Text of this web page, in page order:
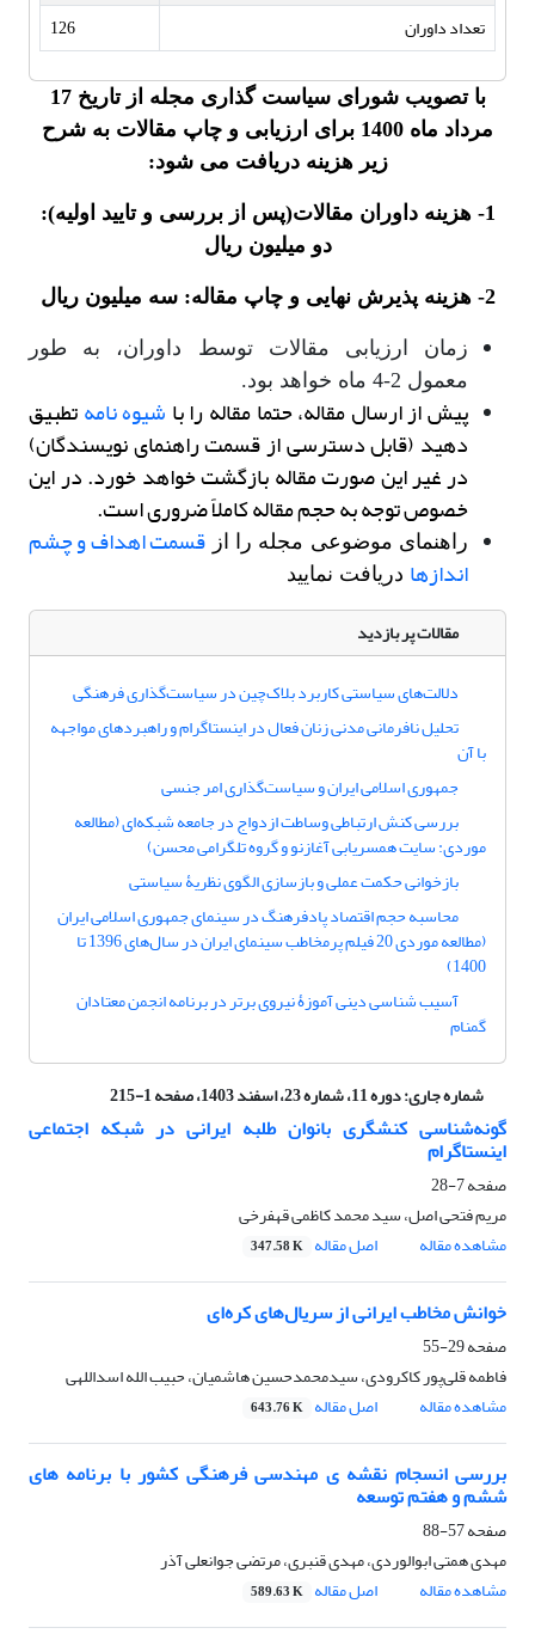
تعداد داوران
126
با تصویب شورای سیاست گذاری مجله از تاریخ 17
مرداد ماه 1400 برای ارزیابی و چاپ مقالات به شرح
زیر هزینه دریافت می شود:
1- هزینه داوران مقالات(پس از بررسی و تایید اولیه):
دو میلیون ریال
2- هزینه پذیرش نهایی و چاپ مقاله: سه میلیون ریال
زمان ارزیابی مقالات توسط داوران، به طور
معمول 2-4 ماه خواهد بود.
پیش از ارسال مقاله، حتما مقاله را با شیوه نامهتطبیق
دهید (قابل دسترسی از قسمت راهنمای نویسندگان)
در غیر این صورت مقاله بازگشت خواهد خورد. در این
خصوص توجه به حجم مقاله کاملاً ضروری است.
راهنمای موضوعی مجله را از قسمت اهداف و چشم
اندازها دریافت نمایید
مقالات پر بازدید
دلالت‌های سیاستی کاربرد بلاک‌چین در سیاست‌گذاری فرهنگی
تحلیل نافرمانی مدنی زنان فعال در اینستاگرام و راهبردهای مواجهه
با آن
جمهوری اسلامی ایران و سیاست‌گذاری امر جنسی
بررسی کنش ارتباطی وساطت ازدواج در جامعه شبکه‌ای (مطالعه
موردی: سایت همسریابی آغازنو و گروه تلگرامی محسن)
بازخوانی حکمت عملی و بازسازی الگوی نظریۀ سیاستی
محاسبه حجم اقتصاد پادفرهنگ در سینمای جمهوری اسلامی ایران
(مطالعه موردی 20 فیلم پرمخاطب سینمای ایران در سال‌های 1396 تا
1400)
آسیب شناسی دینی آموزۀ نیروی برتر در برنامه انجمن معتادان
گمنام
شماره جاری:دوره 11، شماره 23، اسفند 1403، صفحه 1-215
گونه‌شناسی کنشگری بانوان طلبه ایرانی در شبکه اجتماعی
اینستاگرام
صفحه7-28
مریم فتحی اصل، سید محمد کاظمی قهفرخی
مشاهده مقاله
اصل مقاله 347.58 K
خوانش مخاطب ایرانی‎ ‎از سریال‌های کره‌ای
صفحه29-55
فاطمه قلی‌پور کاکرودی، سیدمحمدحسین هاشمیان، حبیب الله اسداللهی
مشاهده مقاله
اصل مقاله 643.76 K
بررسی انسجام نقشه ی مهندسی فرهنگی کشور با برنامه های
ششم و هفتم توسعه
صفحه57-88
مهدی همتی ابوالوردی، مهدی قنبری، مرتضی جوانعلی آذر
مشاهده مقاله
اصل مقاله 589.63 K